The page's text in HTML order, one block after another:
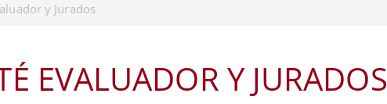
y Jurados
EVALUADOR Y JURADOS